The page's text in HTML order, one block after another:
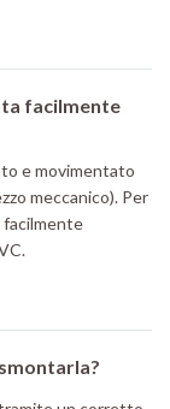
facilmente
e movimentato
meccanico). Per
facilmente